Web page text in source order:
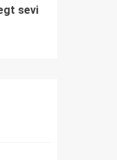
sevi